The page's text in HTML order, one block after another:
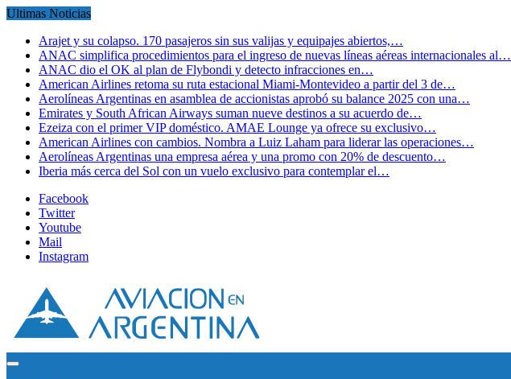
Ultimas Noticias
Arajet y su colapso. 170 pasajeros sin sus valijas y equipajes abiertos,…
ANAC simplifica procedimientos para el ingreso de nuevas líneas aéreas internacionales al…
ANAC dio el OK al plan de Flybondi y detecto infracciones en…
American Airlines retoma su ruta estacional Miami-Montevideo a partir del 3 de…
Aerolíneas Argentinas en asamblea de accionistas aprobó su balance 2025 con una…
Emirates y South African Airways suman nueve destinos a su acuerdo de…
Ezeiza con el primer VIP doméstico. AMAE Lounge ya ofrece su exclusivo…
American Airlines con cambios. Nombra a Luiz Laham para liderar las operaciones…
Aerolíneas Argentinas una empresa aérea y una promo con 20% de descuento…
Iberia más cerca del Sol con un vuelo exclusivo para contemplar el…
Facebook
Twitter
Youtube
Mail
Instagram